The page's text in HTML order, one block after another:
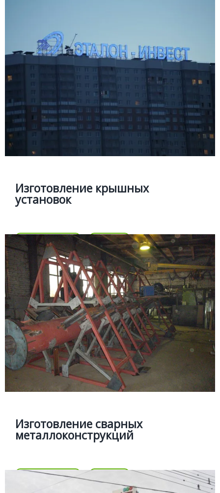
Изготовление крышных
установок
Подробней Цена
КРЫШНЫЕ УСТАНОВКИ
Изготовление крышных установок
Производство крышных конструкций включая
Изготовление сварных
металлоконструкций
Подробней
МЕТАЛЛОКОНСТРУКЦИИ
Подробней
Изготовление рекламных
металлоконструкций
Выполнение сварочных работ по изготовлению
металлоконструкций всех типов.